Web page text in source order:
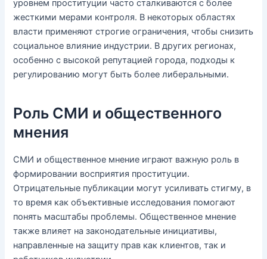
уровнем проституции часто сталкиваются с более
жесткими мерами контроля. В некоторых областях
власти применяют строгие ограничения, чтобы снизить
социальное влияние индустрии. В других регионах,
особенно с высокой репутацией города, подходы к
регулированию могут быть более либеральными.
Роль СМИ и общественного
мнения
СМИ и общественное мнение играют важную роль в
формировании восприятия проституции.
Отрицательные публикации могут усиливать стигму, в
то время как объективные исследования помогают
понять масштабы проблемы. Общественное мнение
также влияет на законодательные инициативы,
направленные на защиту прав как клиентов, так и